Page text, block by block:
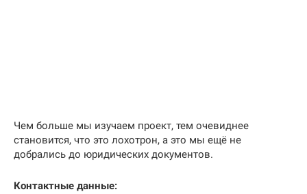
Чем больше мы изучаем проект, тем очевиднее
становится, что это лохотрон, а это мы ещё не
добрались до юридических документов.
Контактные данные: